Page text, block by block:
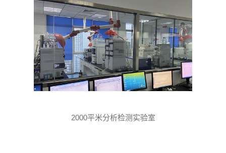
2000平米分析检测实验室